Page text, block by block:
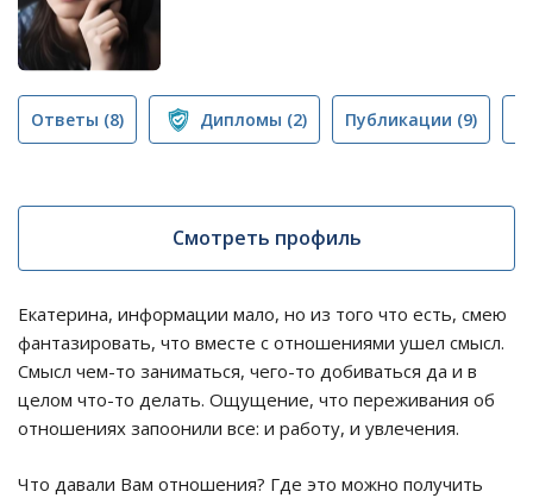
Ответы (8) Дипломы (2) Публикации (9)
Смотреть профиль
Екатерина, информации мало, но из того что есть, смею
фантазировать, что вместе с отношениями ушел смысл.
Смысл чем-то заниматься, чего-то добиваться да и в
целом что-то делать. Ощущение, что переживания об
отношениях запоонили все: и работу, и увлечения.
Что давали Вам отношения? Где это можно получить